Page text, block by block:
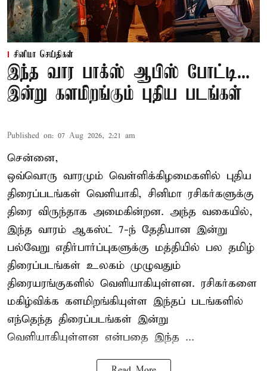
சினிமா செய்திகள்
இந்த வார பாக்ஸ் ஆபிஸ் போட்டி...
இன்று களமிறங்கும் புதிய படங்கள்
Published on: 07 Aug 2026, 2:21 am
சென்னை,
ஒவ்வொரு வாரமும் வெள்ளிக்கிழமைகளில் புதிய
திரைப்படங்கள் வெளியாகி, சினிமா ரசிகர்களுக்கு
திரை விருந்தாக அமைகின்றன. அந்த வகையில்,
இந்த வாரம் ஆகஸ்ட் 7-ந் தேதியான இன்று
பல்வேறு எதிர்பார்ப்புகளுக்கு மத்தியில் பல தமிழ்
திரைப்படங்கள் உலகம் முழுவதும்
திரையரங்குகளில் வெளியாகியுள்ளன. ரசிகர்களை
மகிழ்விக்க களமிறங்கியுள்ள இந்தப் படங்களில்
எந்தெந்த திரைப்படங்கள் இன்று
வெளியாகியுள்ளன என்பதை இந்த ...